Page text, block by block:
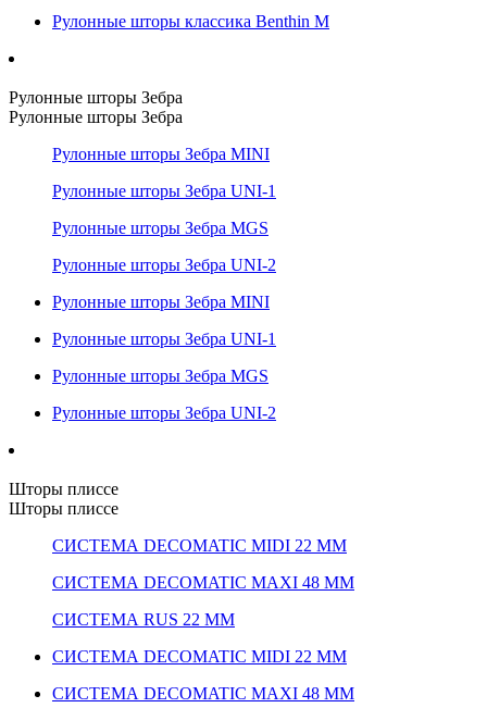
Рулонные шторы классика Benthin M
Рулонные шторы Зебра
Рулонные шторы Зебра
Рулонные шторы Зебра MINI
Рулонные шторы Зебра UNI-1
Рулонные шторы Зебра MGS
Рулонные шторы Зебра UNI-2
Рулонные шторы Зебра MINI
Рулонные шторы Зебра UNI-1
Рулонные шторы Зебра MGS
Рулонные шторы Зебра UNI-2
Шторы плиссе
Шторы плиссе
СИСТЕМА DECOMATIC MIDI 22 ММ
СИСТЕМА DECOMATIC MAXI 48 ММ
СИСТЕМА RUS 22 ММ
СИСТЕМА DECOMATIC MIDI 22 ММ
СИСТЕМА DECOMATIC MAXI 48 ММ